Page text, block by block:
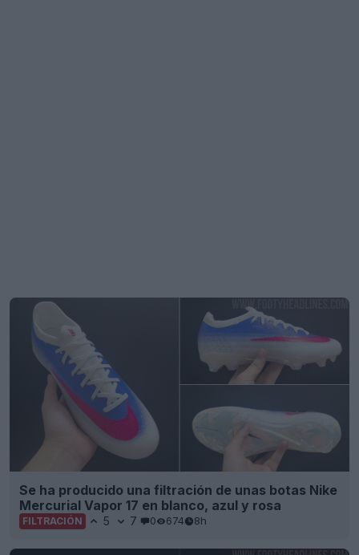
Se ha producido una filtración de unas botas Nike
Mercurial Vapor 17 en blanco, azul y rosa
FILTRACIÓN 5 7 0 674 8h